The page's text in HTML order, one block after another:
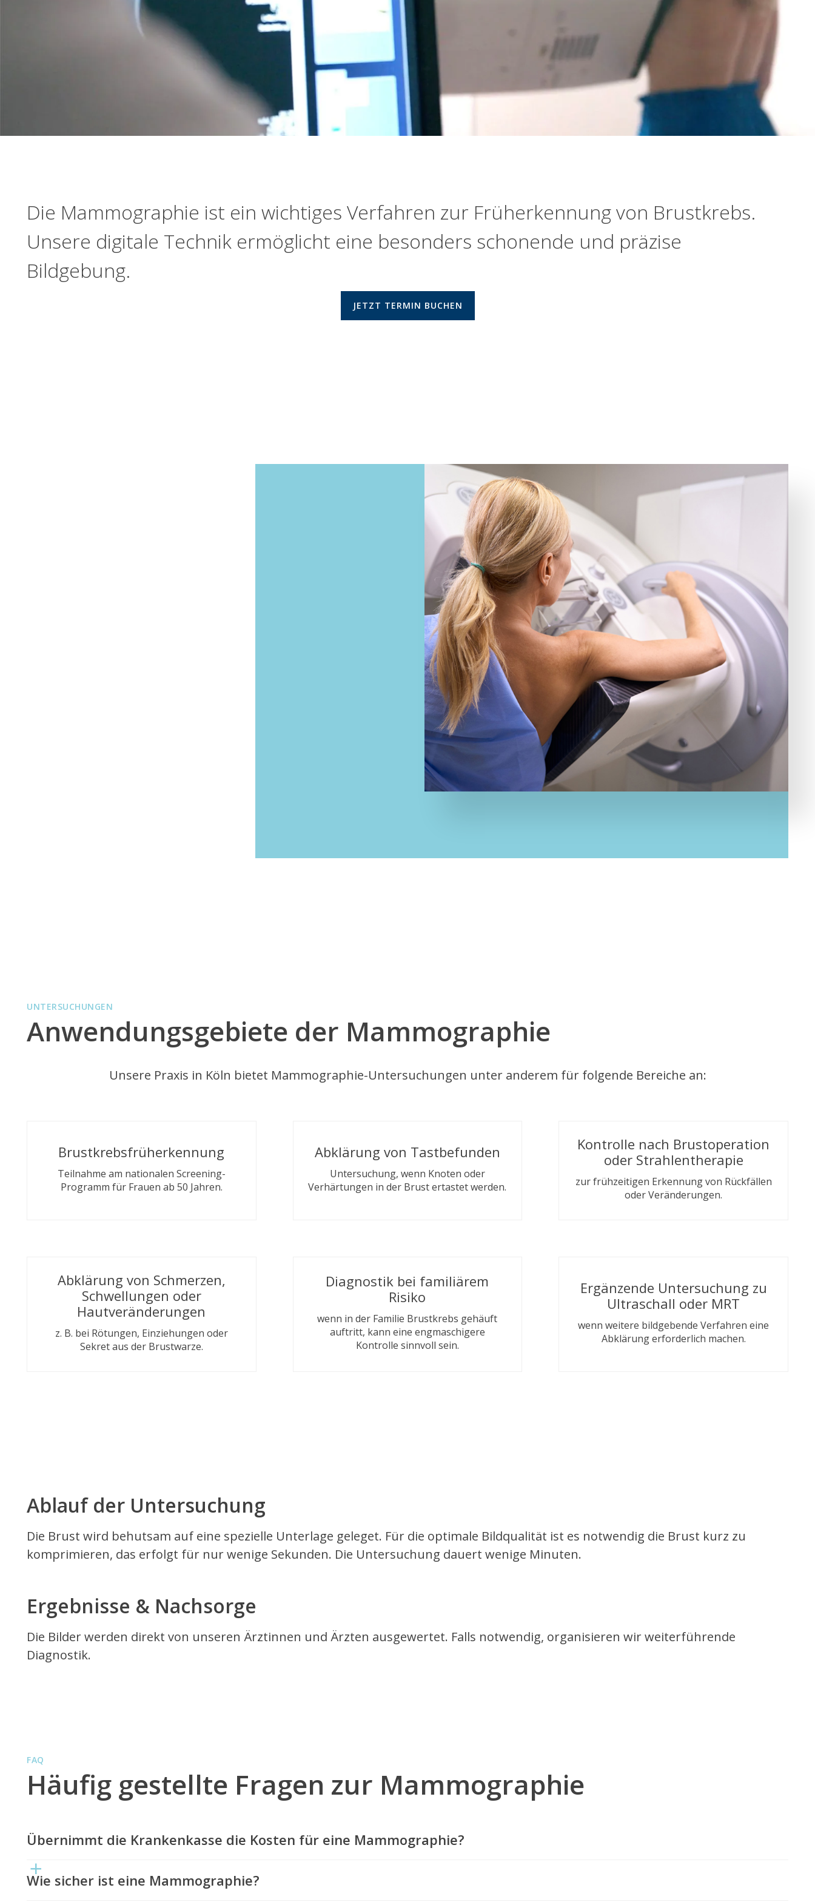
Die Mammographie ist ein wichtiges Verfahren zur Früherkennung von Brustkrebs.
Unsere digitale Technik ermöglicht eine besonders schonende und präzise
Bildgebung.
JETZT TERMIN BUCHEN
Wann ist eine
Mammographie
sinnvoll?
Vorsorge bei Frauen ab 50
Abklärung von Beschwerden oder
Tastbefunden
Kontrolle nach Vorerkrankung
UNTERSUCHUNGEN
Anwendungsgebiete der Mammographie
Unsere Praxis in Köln bietet Mammographie-Untersuchungen unter anderem für folgende Bereiche an:
Brustkrebsfrüherkennung
Teilnahme am nationalen Screening-
Programm für Frauen ab 50 Jahren.
Abklärung von Tastbefunden
Untersuchung, wenn Knoten oder
Verhärtungen in der Brust ertastet werden.
Kontrolle nach Brustoperation
oder Strahlentherapie
zur frühzeitigen Erkennung von Rückfällen
oder Veränderungen.
Abklärung von Schmerzen,
Schwellungen oder
Hautveränderungen
z. B. bei Rötungen, Einziehungen oder
Sekret aus der Brustwarze.
Diagnostik bei familiärem
Risiko
wenn in der Familie Brustkrebs gehäuft
auftritt, kann eine engmaschigere
Kontrolle sinnvoll sein.
Ergänzende Untersuchung zu
Ultraschall oder MRT
wenn weitere bildgebende Verfahren eine
Abklärung erforderlich machen.
Ablauf der Untersuchung
Die Brust wird behutsam auf eine spezielle Unterlage geleget. Für die optimale Bildqualität ist es notwendig die Brust kurz zu
komprimieren, das erfolgt für nur wenige Sekunden. Die Untersuchung dauert wenige Minuten.
Ergebnisse & Nachsorge
Die Bilder werden direkt von unseren Ärztinnen und Ärzten ausgewertet. Falls notwendig, organisieren wir weiterführende
Diagnostik.
FAQ
Häufig gestellte Fragen zur Mammographie
Übernimmt die Krankenkasse die Kosten für eine Mammographie?
Wie sicher ist eine Mammographie?